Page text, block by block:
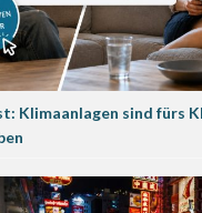
Klimaanlagen sind fürs